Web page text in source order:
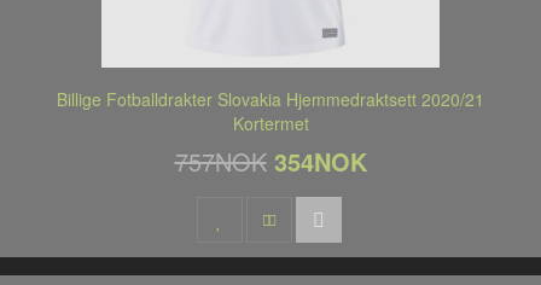
Billige Fotballdrakter Slovakia Hjemmedraktsett 2020/21
Kortermet
757NOK 354NOK